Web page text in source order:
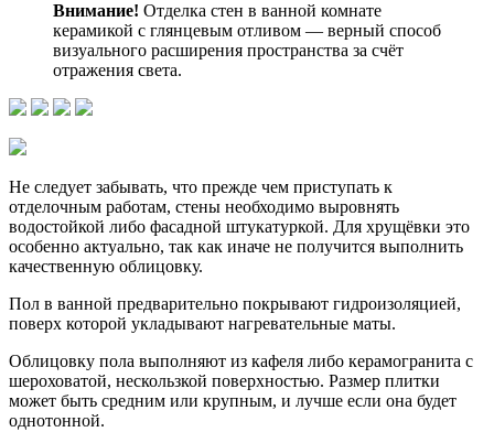
Внимание! Отделка стен в ванной комнате
керамикой с глянцевым отливом — верный способ
визуального расширения пространства за счёт
отражения света.
Не следует забывать, что прежде чем приступать к
отделочным работам, стены необходимо выровнять
водостойкой либо фасадной штукатуркой. Для хрущёвки это
особенно актуально, так как иначе не получится выполнить
качественную облицовку.
Пол в ванной предварительно покрывают гидроизоляцией,
поверх которой укладывают нагревательные маты.
Облицовку пола выполняют из кафеля либо керамогранита с
шероховатой, нескользкой поверхностью. Размер плитки
может быть средним или крупным, и лучше если она будет
однотонной.